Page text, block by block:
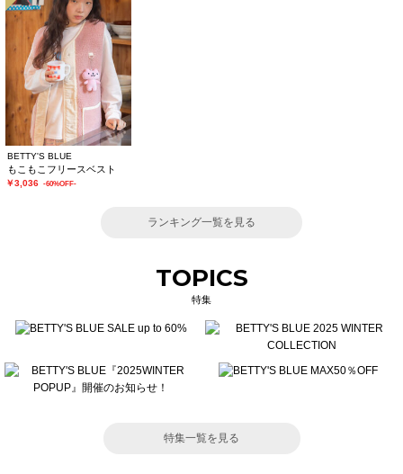
BETTY'S BLUE
もこもこフリースベスト
￥3,036 -60%OFF-
ランキング一覧を見る
TOPICS
特集
特集一覧を見る